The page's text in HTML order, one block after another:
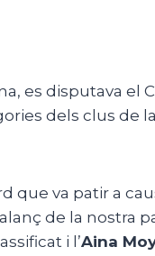
es disputava el
dels clus de
que va patir a
de la nostra
i l’Aina